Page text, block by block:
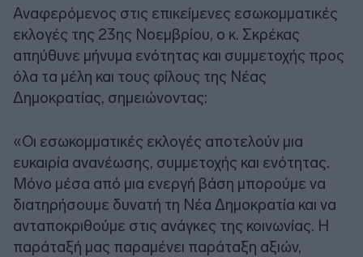
Αναφερόμενος στις επικείμενες εσωκομματικές
εκλογές της 23ης Νοεμβρίου, ο κ. Σκρέκας
απηύθυνε μήνυμα ενότητας και συμμετοχής προς
όλα τα μέλη και τους φίλους της Νέας
Δημοκρατίας, σημειώνοντας:
«Οι εσωκομματικές εκλογές αποτελούν μια
ευκαιρία ανανέωσης, συμμετοχής και ενότητας.
Μόνο μέσα από μια ενεργή βάση μπορούμε να
διατηρήσουμε δυνατή τη Νέα Δημοκρατία και να
ανταποκριθούμε στις ανάγκες της κοινωνίας. Η
παράταξή μας παραμένει παράταξη αξιών,